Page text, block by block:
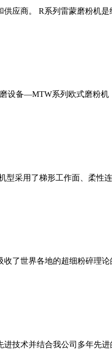
应商。 R系列雷蒙磨粉机
备—MTW系列欧式磨粉
采用了梯形工作面、柔性
了世界各地的超细粉碎理
技术并结合我公司多年先